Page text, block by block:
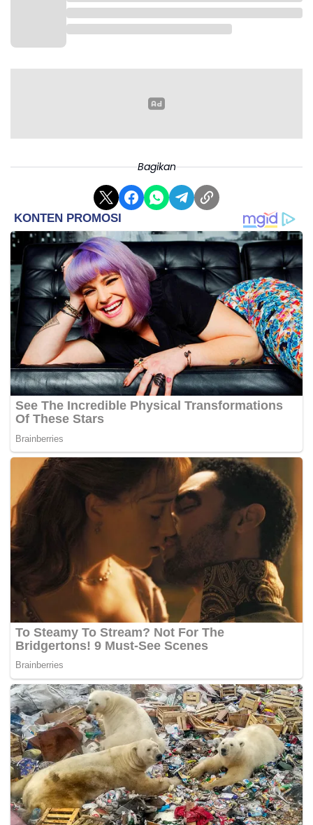
Ekowati juga memaparkan ikan gabus mengandung
berbagai senyawa bioaktif, seperti peptida bioaktif,
asam lemak, dan mikronutrien, yang berpotensi
memberikan efek tambahan, termasuk
antihipertensi. Hal ini memperluas peran ikan gabus
tidak hanya sebagai sumber nutrisi, tetapi juga
sebagai bahan baku produk kesehatan berbasis
pangan.
Namun, menurutnya, kualitas nutrisi tersebut sangat
dipengaruhi oleh penanganan pascapanen. Ia
menekankan pentingnya metode pengolahan yang
tepat, seperti pemanasan tidak langsung, untuk
menjaga stabilitas kandungan gizi dan senyawa aktif.
Standardisasi berbasis riset menjadi kunci agar
produk turunan tetap berkualitas tinggi.
Dalam konteks inovasi, Ekowati menilai ikan gabus
memiliki peluang besar untuk dikembangkan menjadi
berbagai produk pangan fungsional, mulai dari
ekstrak albumin hingga produk olahan siap konsumsi.
"Dari sisi ekonomi, hilirisasi ikan gabus berpotensi
memperkuat industri pangan lokal dan mendukung
kemandirian pangan nasional," ujarnya.
Pemanfaatan optimal sumber daya lokal dinilai
penting untuk mengurangi ketergantungan
terhadap impor sekaligus meningkatkan daya saing
produk dalam negeri.
Bagikan